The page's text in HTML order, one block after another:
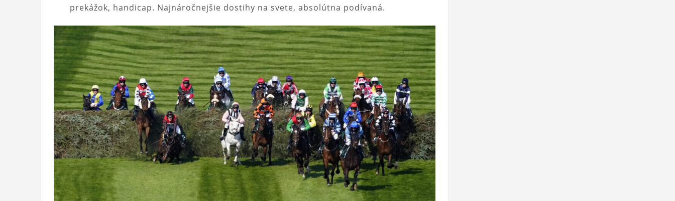
prekážok, handicap. Najnáročnejšie dostihy na svete, absolútna podívaná.